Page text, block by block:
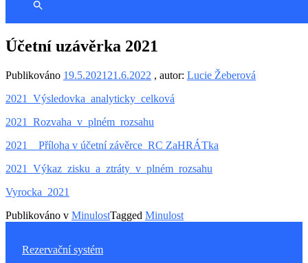
Účetní uzávěrka 2021
Publikováno 19.5.2021 21.6.2022 , autor: Lucie Žeberová
2021_Výsledovka_analyticky_celková
2021_Rozvaha_v_plném_rozsahu
2021 _ Příloha v účetní závěrce_RC ZaHRÁTka
2021_Výkaz_zisku_a_ztráty_v_plném_rozsahu
Vyrocka_2021
Publikováno v MinulostTagged Minulost
Rezervační systém